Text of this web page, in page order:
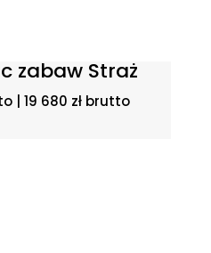
zabaw Straż
| 19 680 złbrutto